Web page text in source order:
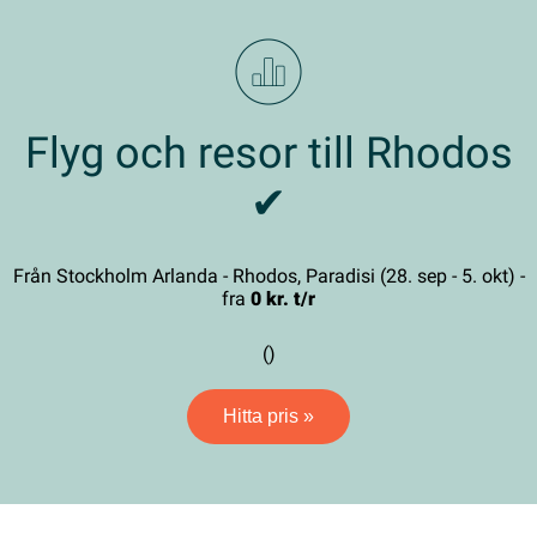
Flyg och resor till Rhodos
✔
Från Stockholm Arlanda - Rhodos, Paradisi (28. sep - 5. okt) -
fra 0 kr. t/r
()
Hitta pris »